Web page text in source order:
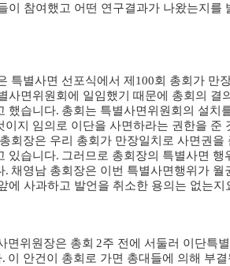
이 참여했고 어떤 연구결과가 나왔는지를
특별사면 선포식에서 제 100회 총회가 만
사면위원회에 일임했기 때문에 총회의 결
했습니다. 총회는 특별사면위원회의 설치
이지 임의로 이단을 사면하라는 권한을 준
회장은 우리 총회가 만장일치로 사면권을
있습니다. 그러므로 총회장의 특별사면 행
. 채영남 총회장은 이번 특별사면행위가 월
에 사과하고 발언을 취소한 용의는 없는지
면위원장은 총회 2주 전에 서둘러 이단특
. 이 안건이 총회로 가면 총대들에 의해 부결